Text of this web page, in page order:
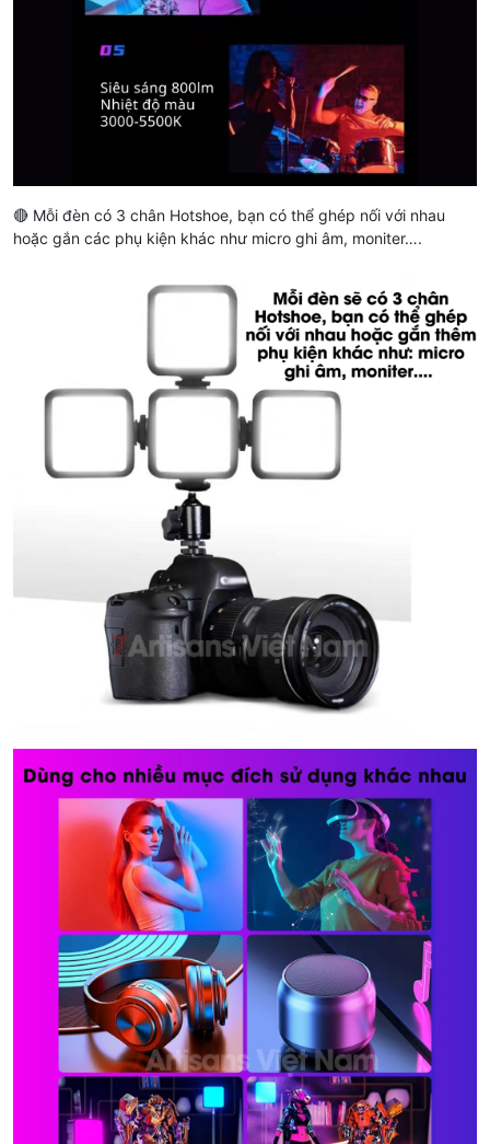
🔴 Mỗi đèn có 3 chân Hotshoe, bạn có thể ghép nối với nhau
hoặc gắn các phụ kiện khác như micro ghi âm, moniter….